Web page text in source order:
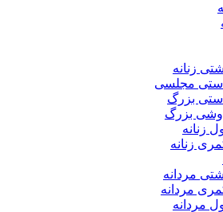
زنانه
مجلسی
بزرگ
بزرگ
زنانه
زنانه
مردانه
مردانه
مردانه